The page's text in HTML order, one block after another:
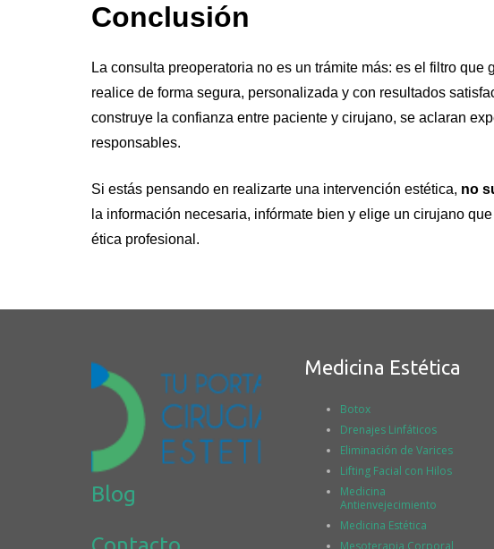
Conclusión
La consulta preoperatoria no es un trámite más: es el filtro
realice de forma segura, personalizada y con resultados
construye la confianza entre paciente y cirujano, se aclaran
responsables.
Si estás pensando en realizarte una intervención estética, no
la información necesaria, infórmate bien y elige un cirujano
ética profesional.
Blog
Medicina Estética
Botox
Drenajes Linfáticos
Eliminación de Varices
Lifting Facial con Hilos
Medicina
Antienvejecimiento
Medicina Estética